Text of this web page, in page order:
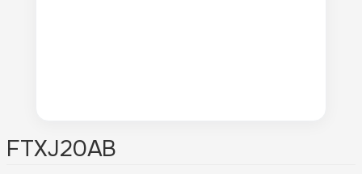
FTXJ20AB